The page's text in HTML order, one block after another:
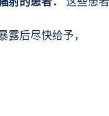
露后尽快给予，